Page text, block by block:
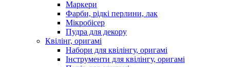
Маркери
Фарби, рідкі перлини, лак
Мікробісер
Пудра для декору
Квілінг, оригамі
Набори для квілінгу, оригамі
Інструменти для квілінгу, оригамі